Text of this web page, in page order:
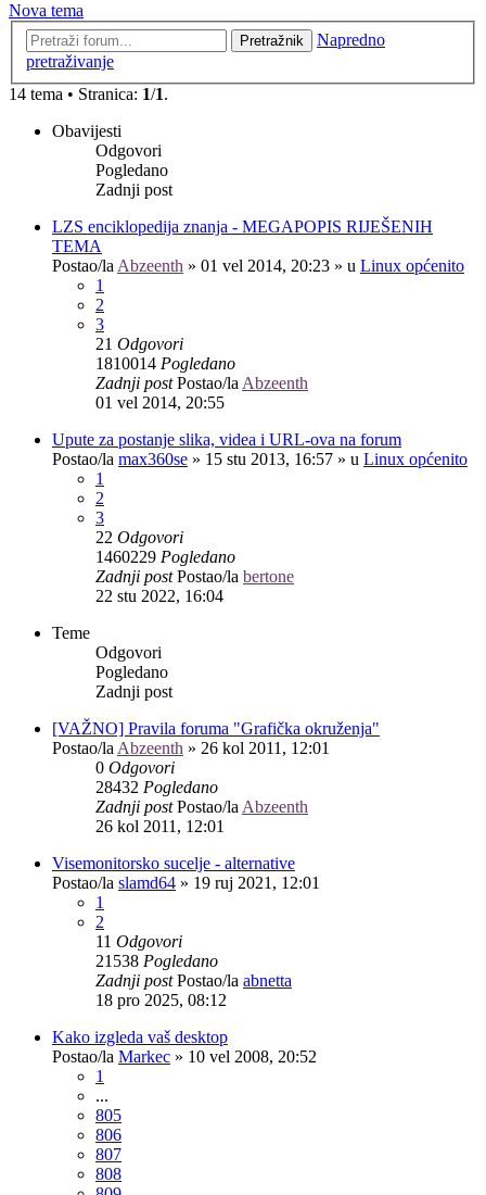
Nova tema
Pretražnik
Napredno
pretraživanje
14 tema • Stranica: 1/1.
Obavijesti
Odgovori
Pogledano
Zadnji post
LZS enciklopedija znanja - MEGAPOPIS RIJEŠENIH
TEMA
Postao/la Abzeenth » 01 vel 2014, 20:23 » u Linux općenito
1
2
3
21 Odgovori
1810014 Pogledano
Zadnji postPostao/la Abzeenth
01 vel 2014, 20:55
Upute za postanje slika, videa i URL-ova na forum
Postao/la max360se » 15 stu 2013, 16:57 » u Linux općenito
1
2
3
22 Odgovori
1460229 Pogledano
Zadnji postPostao/la bertone
22 stu 2022, 16:04
Teme
Odgovori
Pogledano
Zadnji post
[VAŽNO] Pravila foruma "Grafička okruženja"
Postao/la Abzeenth » 26 kol 2011, 12:01
0 Odgovori
28432 Pogledano
Zadnji postPostao/la Abzeenth
26 kol 2011, 12:01
Visemonitorsko sucelje - alternative
Postao/la slamd64 » 19 ruj 2021, 12:01
1
2
11 Odgovori
21538 Pogledano
Zadnji postPostao/la abnetta
18 pro 2025, 08:12
Kako izgleda vaš desktop
Postao/la Markec » 10 vel 2008, 20:52
1
...
805
806
807
808